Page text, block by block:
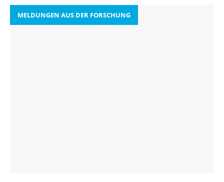
MELDUNGEN AUS DER FORSCHUNG